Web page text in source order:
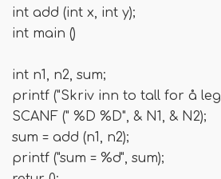
int add (int x, int y);
int main ()
int n1, n2, sum;
printf ("Skriv inn to tall for å
SCANF (" %D %D", & N1, & N2);
sum = add (n1, n2);
printf ("sum = %d", sum);